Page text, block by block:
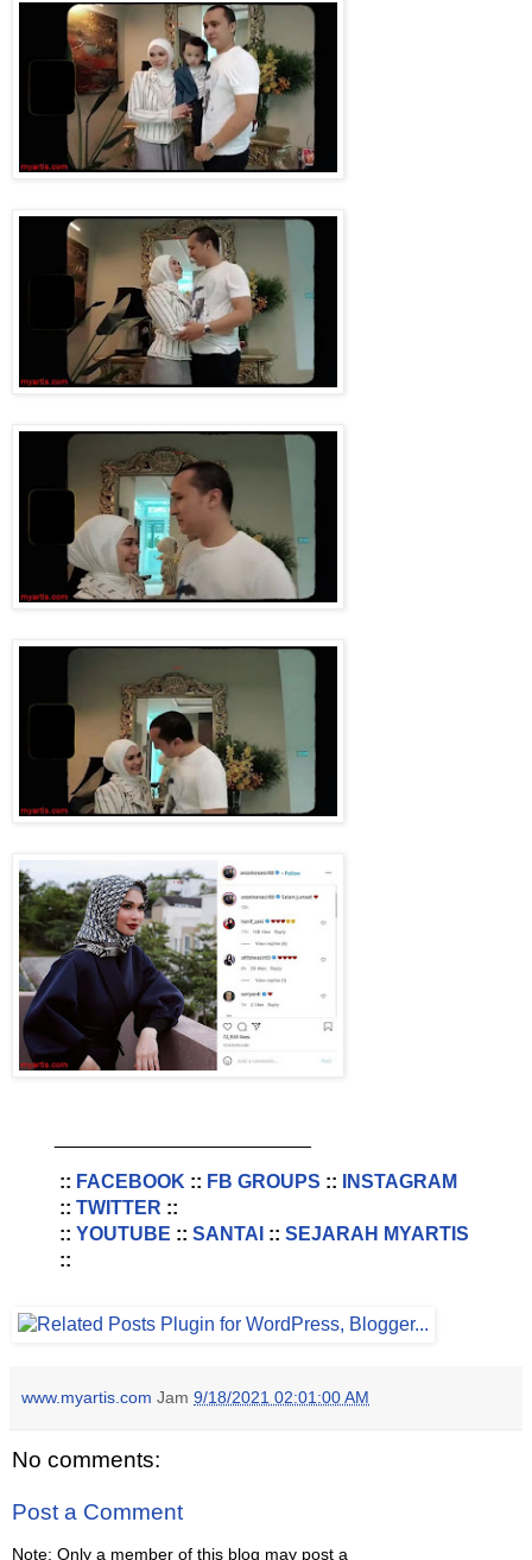
:: FACEBOOK :: FB GROUPS ::
INSTAGRAM
:: TWITTER ::
:: YOUTUBE :: SANTAI :: SEJARAH MYARTIS
::
www.myartis.com Jam 9/18/2021 02:01:00 AM
No comments:
Post a Comment
Note: Only a member of this blog may post a